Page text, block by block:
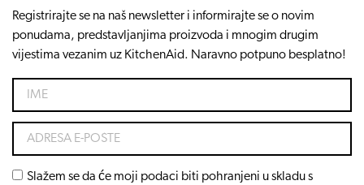
Registrirajte se na naš newsletter i informirajte se o novim
ponudama, predstavljanjima proizvoda i mnogim drugim
vijestima vezanim uz KitchenAid. Naravno potpuno besplatno!
Slažem se da će moji podaci biti pohranjeni u skladu s